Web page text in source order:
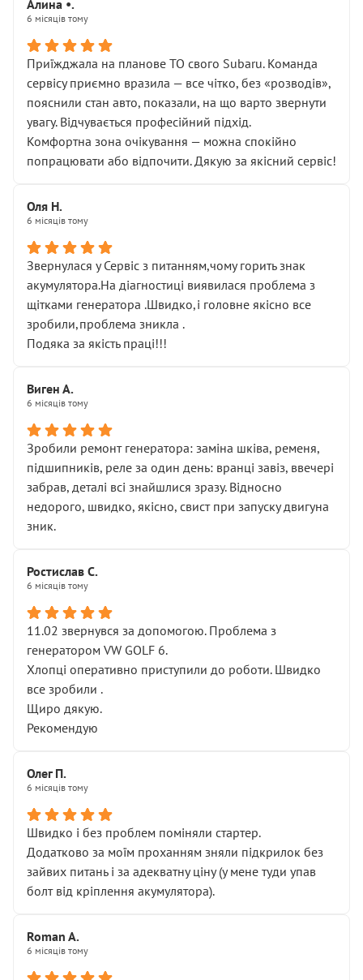
Алина •.
6 місяців тому
Приїжджала на планове ТО свого Subaru. Команда
сервісу приємно вразила — все чітко, без «розводів»,
пояснили стан авто, показали, на що варто звернути
увагу. Відчувається професійний підхід.
Комфортна зона очікування — можна спокійно
попрацювати або відпочити. Дякую за якісний сервіс!
Оля Н.
6 місяців тому
Звернулася у Сервіс з питанням,чому горить знак
акумулятора.На діагностиці виявилася проблема з
щітками генератора .Швидко,і головне якісно все
зробили,проблема зникла .
Подяка за якість праці!!!
Виген А.
6 місяців тому
Зробили ремонт генератора: заміна шківа, ременя,
підшипників, реле за один день: вранці завіз, ввечері
забрав, деталі всі знайшлися зразу. Відносно
недорого, швидко, якісно, свист при запуску двигуна
зник.
Ростислав С.
6 місяців тому
11.02 звернувся за допомогою. Проблема з
генератором VW GOLF 6.
Хлопці оперативно приступили до роботи. Швидко
все зробили .
Щиро дякую.
Рекомендую
Олег П.
6 місяців тому
Швидко і без проблем поміняли стартер.
Додатково за моїм проханням зняли підкрилок без
зайвих питань і за адекватну ціну (у мене туди упав
болт від кріплення акумулятора).
Roman A.
6 місяців тому